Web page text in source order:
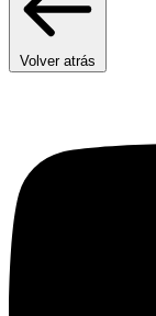
Volver atrás